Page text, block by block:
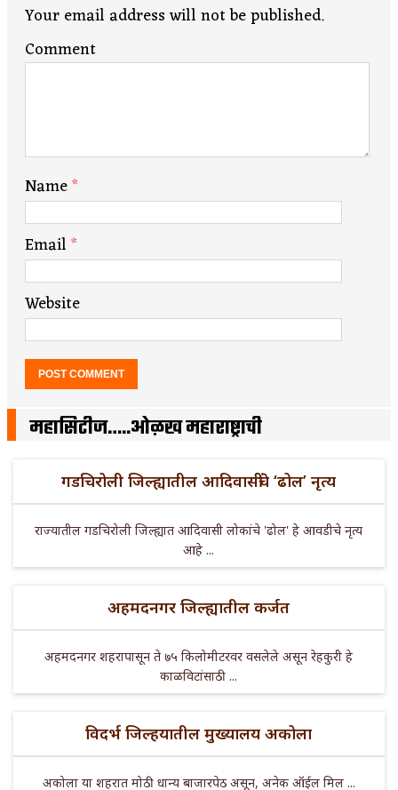
Your email address will not be published.
Comment
Name*
Email*
Website
महासिटीज…..ओळख महाराष्ट्राची
गडचिरोली जिल्ह्यातील आदिवासींचे ‘ढोल’ नृत्य
राज्यातील गडचिरोली जिल्ह्यात आदिवासी लोकांचे 'ढोल' हे आवडीचे नृत्य
आहे ...
अहमदनगर जिल्ह्यातील कर्जत
अहमदनगर शहरापासून ते ७५ किलोमीटरवर वसलेले असून रेहकुरी हे
काळविटांसाठी ...
विदर्भ जिल्हयातील मुख्यालय अकोला
अकोला या शहरात मोठी धान्य बाजारपेठ असून, अनेक ऑईल मिल ...